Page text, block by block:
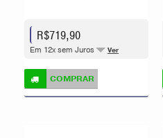
R$719,90
Em 12x sem Juros Ver
COMPRAR